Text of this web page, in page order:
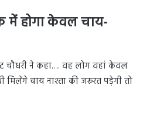
में होगा केवल चाय-
चौधरी ने कहा…. वह लोग वहां केवल
मिलेंगे चाय नाश्ता की जरूरत पड़ेगी तो